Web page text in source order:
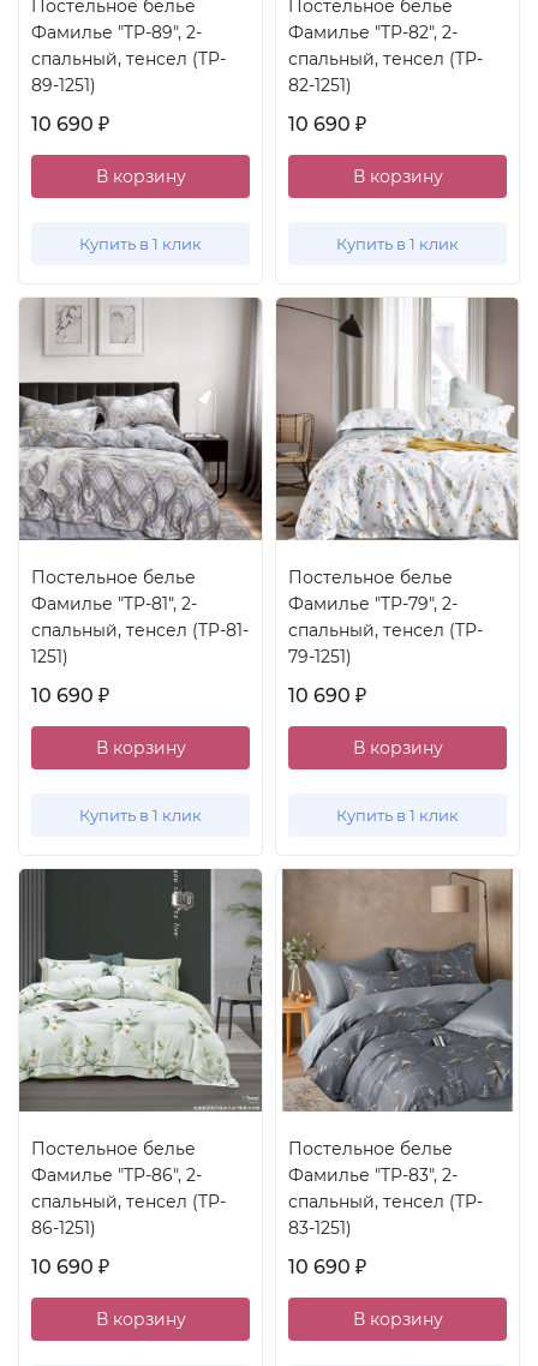
Постельное белье
Фамилье "TP-89", 2-
спальный, тенсел (TP-
89-1251)
10 690 ₽
В корзину
Купить в 1 клик
Постельное белье
Фамилье "TP-82", 2-
спальный, тенсел (TP-
82-1251)
10 690 ₽
В корзину
Купить в 1 клик
Постельное белье
Фамилье "TP-81", 2-
спальный, тенсел (TP-81-
1251)
10 690 ₽
В корзину
Купить в 1 клик
Постельное белье
Фамилье "TP-79", 2-
спальный, тенсел (TP-
79-1251)
10 690 ₽
В корзину
Купить в 1 клик
Постельное белье
Фамилье "TP-86", 2-
спальный, тенсел (TP-
86-1251)
10 690 ₽
В корзину
Постельное белье
Фамилье "TP-83", 2-
спальный, тенсел (TP-
83-1251)
10 690 ₽
В корзину